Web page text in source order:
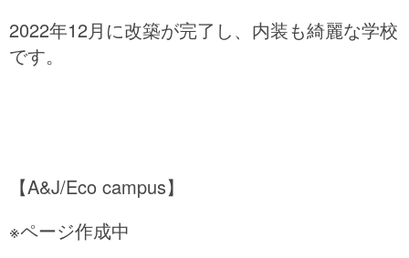
2022年12月に改築が完了し、内装も綺麗な学校
です。
【A&J/Eco campus】
※ページ作成中